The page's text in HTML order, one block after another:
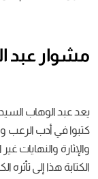
مشوار عبد
يعد عبد الوهاب السيد
كتبوا في أدب الرعب
والإثارة والنهايات
الكتابة هذا إلى تأثره